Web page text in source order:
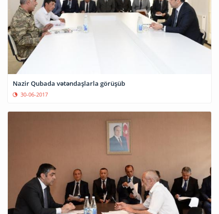
Nazir Qubada vətəndaşlarla görüşüb
30-06-2017